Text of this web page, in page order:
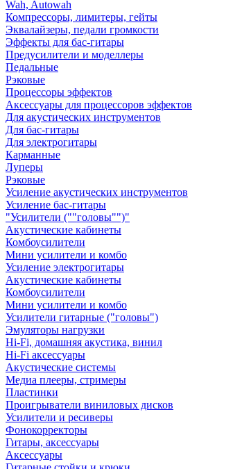
Wah, Autowah
Компрессоры, лимитеры, гейты
Эквалайзеры, педали громкости
Эффекты для бас-гитары
Предусилители и моделлеры
Педальные
Рэковые
Процессоры эффектов
Аксессуары для процессоров эффектов
Для акустических инструментов
Для бас-гитары
Для электрогитары
Карманные
Луперы
Рэковые
Усиление акустических инструментов
Усиление бас-гитары
"Усилители (""головы"")"
Акустические кабинеты
Комбоусилители
Мини усилители и комбо
Усиление электрогитары
Акустические кабинеты
Комбоусилители
Мини усилители и комбо
Усилители гитарные ("головы")
Эмуляторы нагрузки
Hi-Fi, домашняя акустика, винил
Hi-Fi аксессуары
Акустические системы
Медиа плееры, стримеры
Пластинки
Проигрыватели виниловых дисков
Усилители и ресиверы
Фонокорректоры
Гитары, аксессуары
Аксессуары